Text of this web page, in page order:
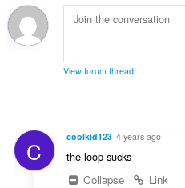
View forum thread
C coolkid123 4 years ago
the loop sucks
Collapse
Link